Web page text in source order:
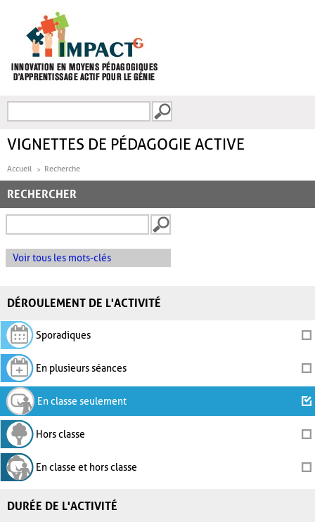
FORMULAIRE DE
VIGNETTES DE PÉDAGOGIE ACTIVE
Accueil Recherche
RECHERCHER
Voir tous les mots-clés
DÉROULEMENT DE L'ACTIVITÉ
Sporadiques
En plusieurs séances
En classe seulement
Hors classe
En classe et hors classe
DURÉE DE L'ACTIVITÉ